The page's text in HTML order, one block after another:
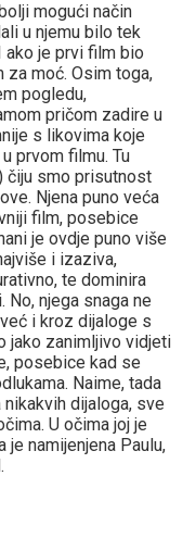
mogući način
u njemu bilo tek
ako je prvi film bio
za moć. Osim toga,
pogledu,
pričom zadire u
s likovima koje
prvom filmu. Tu
čiju smo prisutnost
Njena puno veća
film, posebice
je ovdje puno više
i izaziva,
te dominira
njega snaga ne
i kroz dijaloge s
jako zanimljivo vidjeti
posebice kad se
Naime, tada
dijaloga, sve
U očima joj je
namijenjena Paulu,